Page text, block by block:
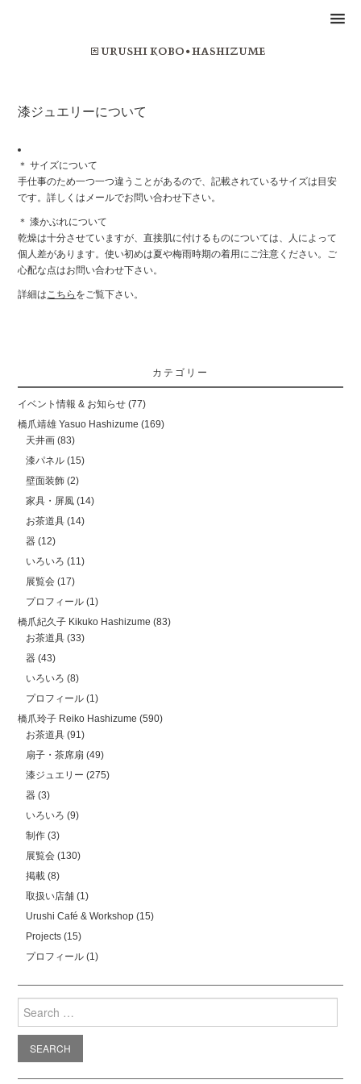
漆ジュエリーについて
＊ サイズについて
手仕事のため一つ一つ違うことがあるので、記載されているサイズは目安
です。詳しくはメールでお問い合わせ下さい。
＊ 漆かぶれについて
乾燥は十分させていますが、直接肌に付けるものについては、人によって
個人差があります。使い初めは夏や梅雨時期の着用にご注意ください。ご
心配な点はお問い合わせ下さい。
詳細はこちら をご覧下さい。
カテゴリー
イベント情報 & お知らせ (77)
橋爪靖雄 Yasuo Hashizume (169)
天井画 (83)
漆パネル (15)
壁面装飾 (2)
家具・屏風 (14)
お茶道具 (14)
器 (12)
いろいろ (11)
展覧会 (17)
プロフィール (1)
橋爪紀久子 Kikuko Hashizume (83)
お茶道具 (33)
器 (43)
いろいろ (8)
プロフィール (1)
橋爪玲子 Reiko Hashizume (590)
お茶道具 (91)
扇子・茶席扇 (49)
漆ジュエリー (275)
器 (3)
いろいろ (9)
制作 (3)
展覧会 (130)
掲載 (8)
取扱い店舗 (1)
Urushi Café & Workshop (15)
Projects (15)
プロフィール (1)
for: